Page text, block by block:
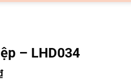
– LHD034